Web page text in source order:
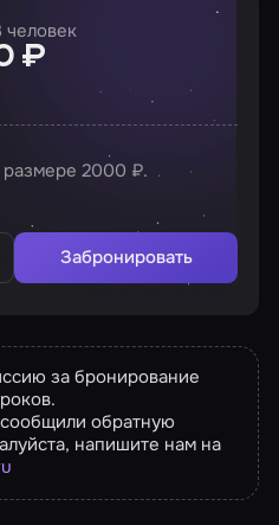
человек
₽
размере 2000 ₽.
Забронировать
за бронирование
обратную
напишите нам на